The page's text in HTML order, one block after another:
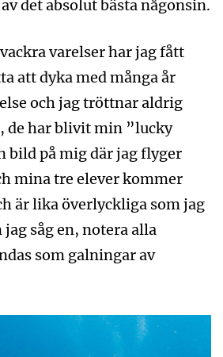
det absolut bästa någonsin.
varelser har jag fått
att dyka med många år
och jag tröttnar aldrig
de har blivit min ”lucky
bild på mig där jag flyger
mina tre elever kommer
är lika överlyckliga som jag
såg en, notera alla
som galningar av